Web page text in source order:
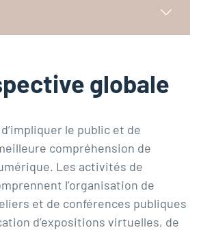
globale
d’impliquer le public et de
compréhension de
Les activités de
l’organisation de
et de conférences publiques
d’expositions virtuelles, de